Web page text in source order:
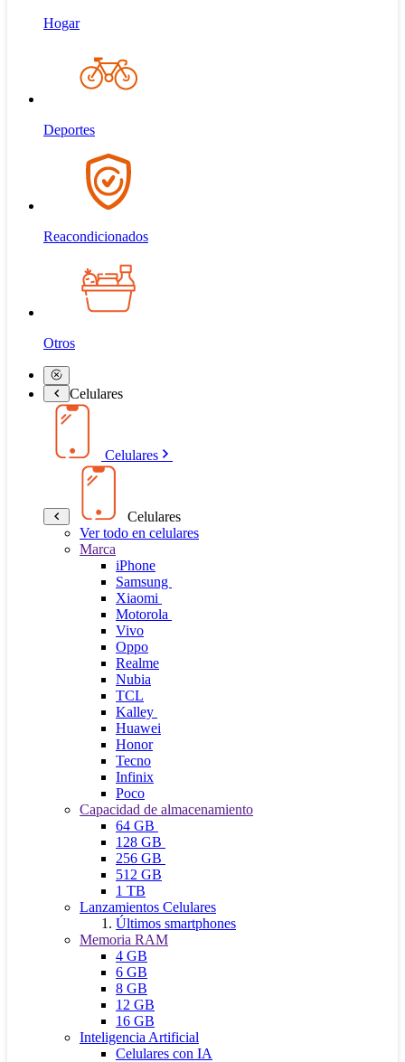
Hogar
Deportes
Reacondicionados
Otros
Celulares
Celulares
Celulares
Ver todo en celulares
Marca
iPhone
Samsung
Xiaomi
Motorola
Vivo
Oppo
Realme
Nubia
TCL
Kalley
Huawei
Honor
Tecno
Infinix
Poco
Capacidad de almacenamiento
64 GB
128 GB
256 GB
512 GB
1 TB
Lanzamientos Celulares
Últimos smartphones
Memoria RAM
4 GB
6 GB
8 GB
12 GB
16 GB
Inteligencia Artificial
Celulares con IA